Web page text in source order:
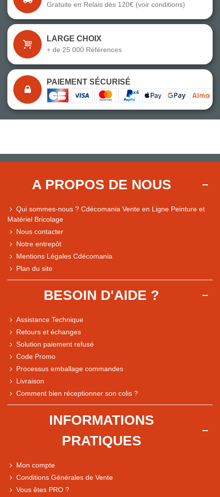
Comparaison des performances du magasin
Express, Chez vous, Point relais, Retrait magasin
Gratuite en Relais dès 120€ (voir conditions)
LARGE CHOIX
+ de 25 000 Références
PAIEMENT SÉCURISÉ
A PROPOS DE NOUS
Qui sommes-nous ? Cdécomania Vente en Ligne Peinture et
Matériel Bricolage
Nous contacter
Notre entrepôt
Mentions Légales Cdécomania
Plan du site
BESOIN D'AIDE ?
Assistance Technique
Retours et échanges
Solution paiement refusé
Code Promo
Processus emballage commandes
Livraison
Comment bien réceptionner son colis ?
INFORMATIONS
PRATIQUES
Mon compte
Conditions Générales de Vente
Vous êtes PRO ?